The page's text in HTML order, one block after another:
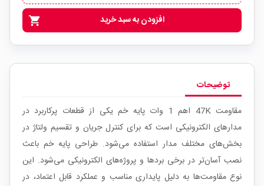
shopping_cart افزودن به سبد خرید
توضیحات
مقاومت 47K اهم 1 وات پایه خم یکی از قطعات پرکاربرد در
مدارهای الکترونیکی است که برای کنترل جریان و تقسیم ولتاژ در
بخش‌های مختلف مدار استفاده می‌شود. طراحی پایه خم باعث
نصب آسان‌تر در برخی بردها و پروژه‌های الکترونیکی می‌شود. این
نوع مقاومت‌ها به دلیل پایداری مناسب و عملکرد قابل اعتماد، در